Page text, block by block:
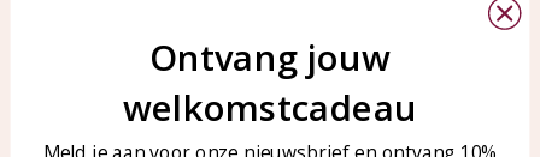
Veelgestelde vragen
Sieraden onderhouden
KAYA Sieraden
Bellen of WhatsApp Ma-Vr
tussen 09:00-17:00
Ontvang jouw
welkomstcadeau
Meld je aan voor onze nieuwsbrief en ontvang 10%